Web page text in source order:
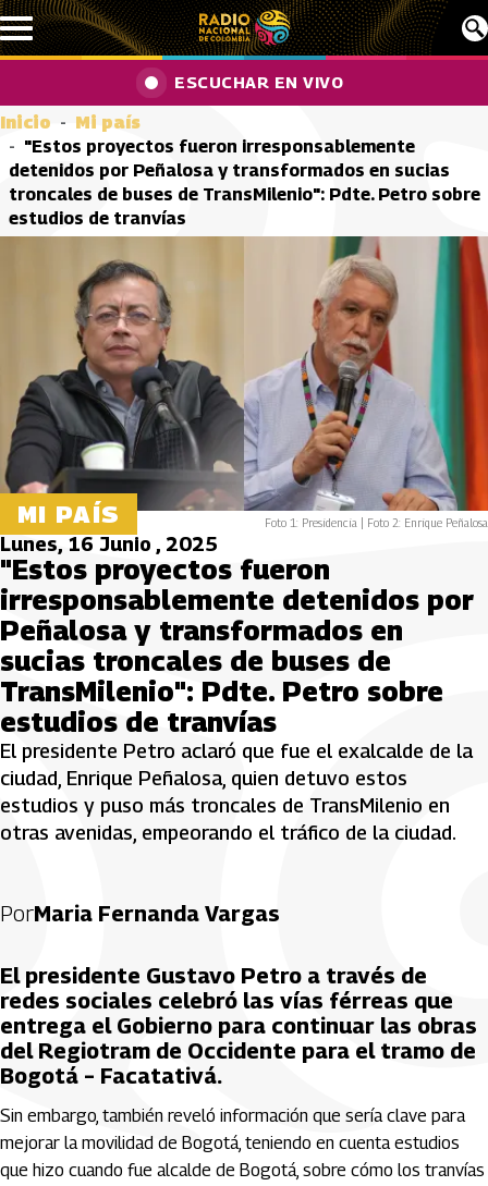
Pasar al contenido principal
ESCUCHAR EN VIVO
Inicio
Mi país
"Estos proyectos fueron irresponsablemente
detenidos por Peñalosa y transformados en sucias
troncales de buses de TransMilenio": Pdte. Petro sobre
estudios de tranvías
MI PAÍS Foto 1: Presidencia | Foto 2: Enrique Peñalosa
Lunes, 16 Junio , 2025
"Estos proyectos fueron
irresponsablemente detenidos por
Peñalosa y transformados en
sucias troncales de buses de
TransMilenio": Pdte. Petro sobre
estudios de tranvías
El presidente Petro aclaró que fue el exalcalde de la
ciudad, Enrique Peñalosa, quien detuvo estos
estudios y puso más troncales de TransMilenio en
otras avenidas, empeorando el tráfico de la ciudad.
PorMaria Fernanda Vargas
El presidente Gustavo Petro a través de
redes sociales celebró las vías férreas que
entrega el Gobierno para continuar las obras
del Regiotram de Occidente para el tramo de
Bogotá – Facatativá.
Sin embargo, también reveló información que sería clave para
mejorar la movilidad de Bogotá, teniendo en cuenta estudios
que hizo cuando fue alcalde de Bogotá, sobre cómo los tranvías